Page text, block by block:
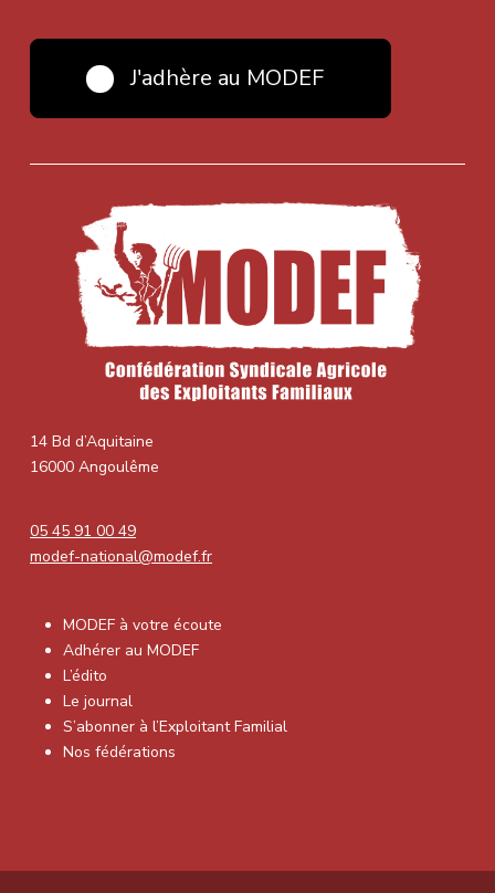
J'adhère au MODEF
14 Bd d’Aquitaine
16000 Angoulême
05 45 91 00 49
modef-national@modef.fr
MODEF à votre écoute
Adhérer au MODEF
L’édito
Le journal
S’abonner à l’Exploitant Familial
Nos fédérations